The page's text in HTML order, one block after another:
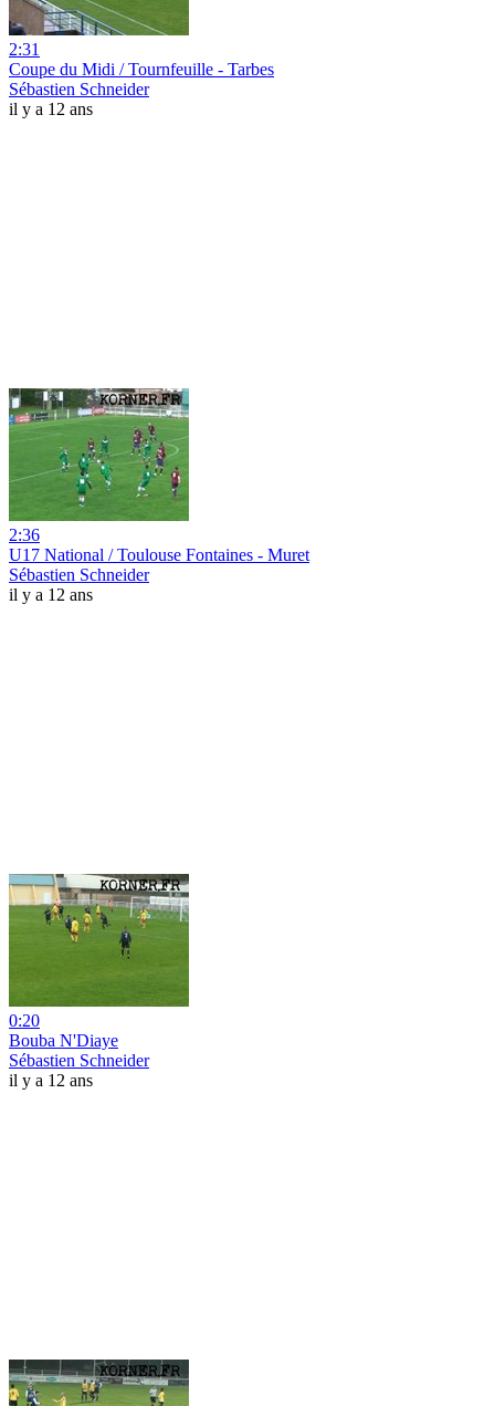
2:31
Coupe du Midi / Tournfeuille - Tarbes
Sébastien Schneider
il y a 12 ans
2:36
U17 National / Toulouse Fontaines - Muret
Sébastien Schneider
il y a 12 ans
0:20
Bouba N'Diaye
Sébastien Schneider
il y a 12 ans